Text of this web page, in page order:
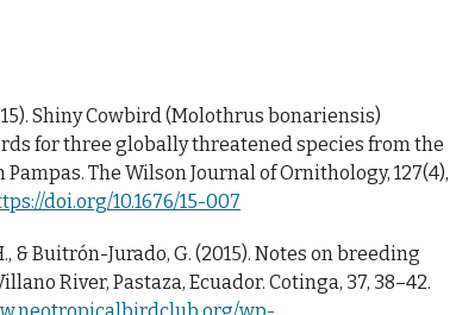
Shiny Cowbird (Molothrus bonariensis)
for three globally threatened species from the
The Wilson Journal of Ornithology, 127(4),
doi.org/10.1676/15-007
& Buitrón-Jurado, G. (2015). Notes on breeding
River, Pastaza, Ecuador. Cotinga, 37, 38–42.